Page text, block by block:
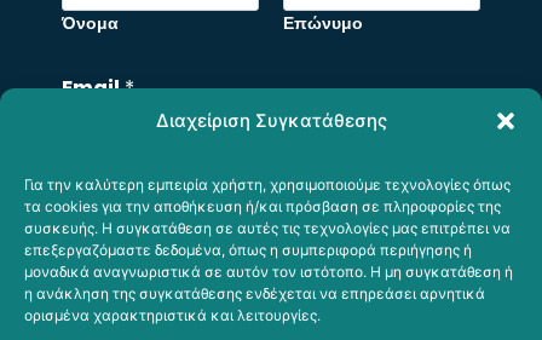
Διαχείριση Συγκατάθεσης
Για την καλύτερη εμπειρία χρήστη, χρησιμοποιούμε τεχνολογίες όπως
τα cookies για την αποθήκευση ή/και πρόσβαση σε πληροφορίες της
συσκευής. Η συγκατάθεση σε αυτές τις τεχνολογίες μας επιτρέπει να
επεξεργαζόμαστε δεδομένα, όπως η συμπεριφορά περιήγησης ή
μοναδικά αναγνωριστικά σε αυτόν τον ιστότοπο. Η μη συγκατάθεση ή
η ανάκληση της συγκατάθεσης ενδέχεται να επηρεάσει αρνητικά
ορισμένα χαρακτηριστικά και λειτουργίες.
Όνομα Επώνυμο
Email*
E
m
a
i
l
Σχόλιο ή Μήνυμα